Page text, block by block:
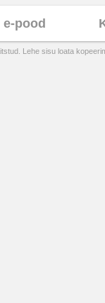
pood
Lehe sisu loata